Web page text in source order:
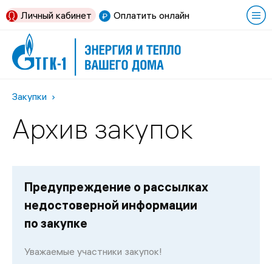
Оплатить онлайн
Личный кабинет
Закупки
Архив закупок
Предупреждение о рассылках
недостоверной информации
по закупке
Уважаемые участники закупок!